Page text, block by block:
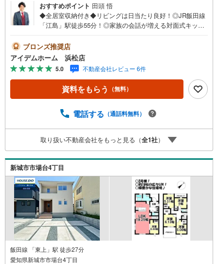
おすすめポイント 田頭 悟
◆全居室収納付き◆リビングは日当たり良好！◎JR飯田線
「江島」駅徒歩55分！◎家族の会話が増える対面式キッチ
ン商品券5000円分プレゼント♪《本日見学OK！》営業時間
内（9:00～19:00）は、下記電話フォームよりお電話をして
頂けるとスムーズに見学のご案内ができます。～**～**～ア
イデムホームではお客様第一での営業を心掛けております
～**～**～■弊社店舗について駐車場完備、キッズコーナー
も併設しておりますのでお子様連れでもご安心下さい。■ご
頂きご案内も可能です。■住宅ローンについて弊社では豊富
宅ローン商品のご提案をさせて頂きます。また、以下のよ
うなご相談も是非ご相談下さい。・勤続年数が短い方、自
営業者の方・車のローンやクレジット、キャッシングの借
入がある方・自己資金がない、支払いに不安のある方何で
もご相談下さい。
ブロンズ推奨店
アイデムホーム 浜松店
5.0 不動産会社レビュー 6件
資料をもらう （無料）
電話する （通話料無料）
取り扱い不動産会社をもっと見る（全1社）
新城市市場台4丁目
飯田線 「東上」駅 徒歩27分
愛知県新城市市場台4丁目